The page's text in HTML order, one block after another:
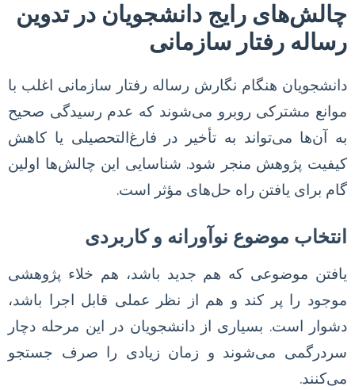
چالش‌های رایج دانشجویان در تدوین
رساله رفتار سازمانی
دانشجویان هنگام نگارش رساله رفتار سازمانی اغلب با
موانع مشترکی روبرو می‌شوند که عدم رسیدگی صحیح
به آن‌ها می‌تواند به تأخیر در فارغ‌التحصیلی یا کاهش
کیفیت پژوهش منجر شود. شناسایی این چالش‌ها اولین
گام برای یافتن راه حل‌های مؤثر است.
انتخاب موضوع نوآورانه و کاربردی
یافتن موضوعی که هم جدید باشد، هم خلاء پژوهشی
موجود را پر کند و هم از نظر عملی قابل اجرا باشد،
دشوار است. بسیاری از دانشجویان در این مرحله دچار
سردرگمی می‌شوند و زمان زیادی را صرف جستجو
می‌کنند.